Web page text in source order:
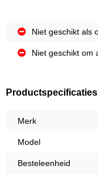
Niet geschikt als
Niet geschikt om
Productspecificaties
Merk
Model
Besteleenheid